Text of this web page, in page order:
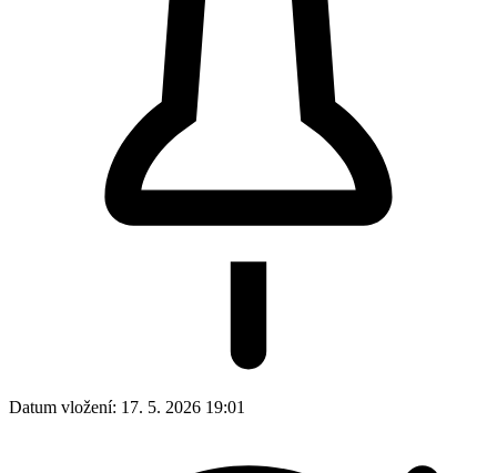
Datum vložení: 17. 5. 2026 19:01